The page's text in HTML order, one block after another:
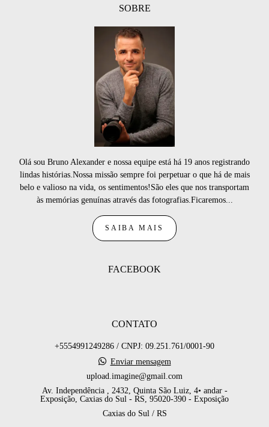
SOBRE
Olá sou Bruno Alexander e nossa equipe está há 19 anos registrando
lindas histórias.Nossa missão sempre foi perpetuar o que há de mais
belo e valioso na vida, os sentimentos!São eles que nos transportam
às memórias genuínas através das fotografias.Ficaremos...
SAIBA MAIS
FACEBOOK
CONTATO
+5554991249286 / CNPJ: 09.251.761/0001-90
Enviar mensagem
upload.imagine@gmail.com
Av. Independência , 2432, Quinta São Luiz, 4• andar -
Exposição, Caxias do Sul - RS, 95020-390 - Exposição
Caxias do Sul / RS